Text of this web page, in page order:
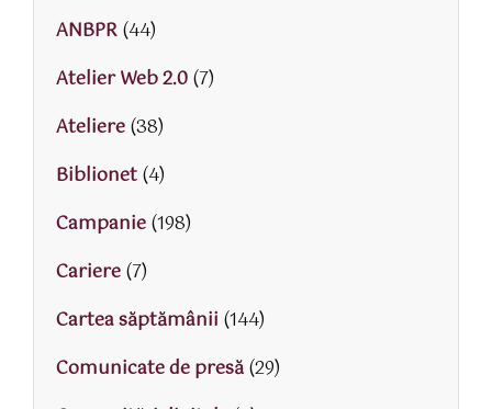
ANBPR(44)
Atelier Web 2.0(7)
Ateliere(38)
Biblionet(4)
Campanie(198)
Cariere(7)
Cartea săptămânii (144)
Comunicate de presă(29)